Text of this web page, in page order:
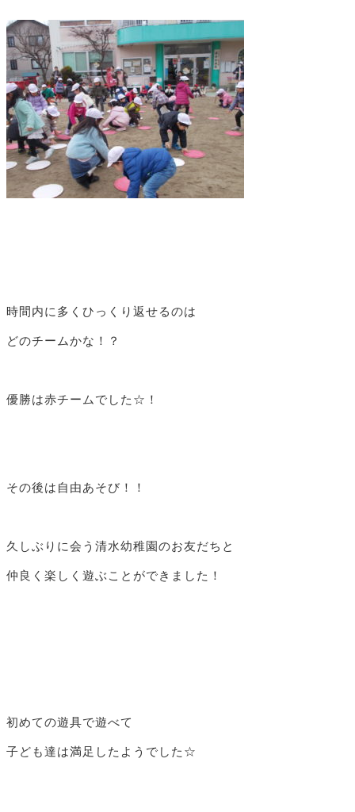
時間内に多くひっくり返せるのは
どのチームかな！？
優勝は赤チームでした☆！
その後は自由あそび！！
久しぶりに会う清水幼稚園のお友だちと
仲良く楽しく遊ぶことができました！
初めての遊具で遊べて
子ども達は満足したようでした☆